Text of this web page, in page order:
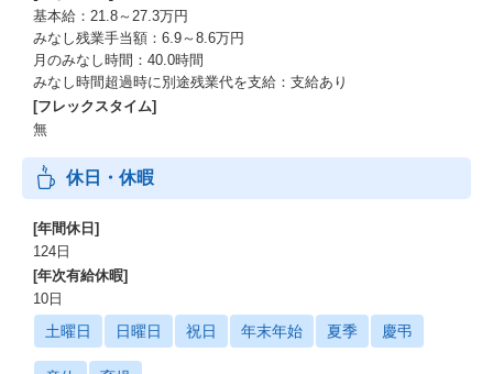
基本給：21.8～27.3万円
みなし残業手当額：6.9～8.6万円
月のみなし時間：40.0時間
みなし時間超過時に別途残業代を支給：支給あり
[フレックスタイム]
無
休日・休暇
[年間休日]
124日
[年次有給休暇]
10日
土曜日 日曜日 祝日 年末年始 夏季 慶弔